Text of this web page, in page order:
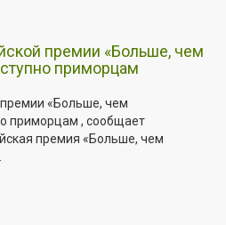
премии «Больше, чем
приморцам
премии «Больше, чем
приморцам , сообщает
премия «Больше, чем